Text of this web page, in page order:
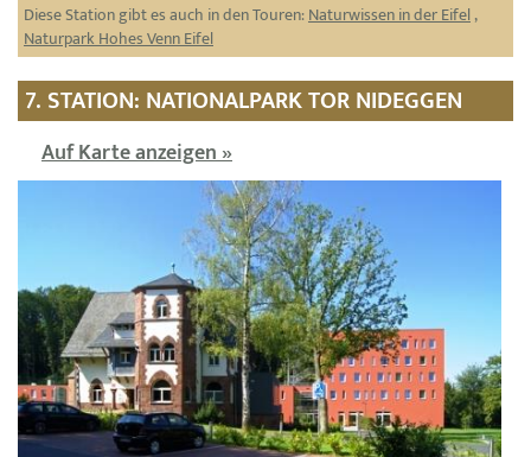
Diese Station gibt es auch in den Touren:Naturwissen in der Eifel,
Naturpark Hohes Venn Eifel
7. STATION: NATIONALPARK TOR NIDEGGEN
Auf Karte anzeigen »